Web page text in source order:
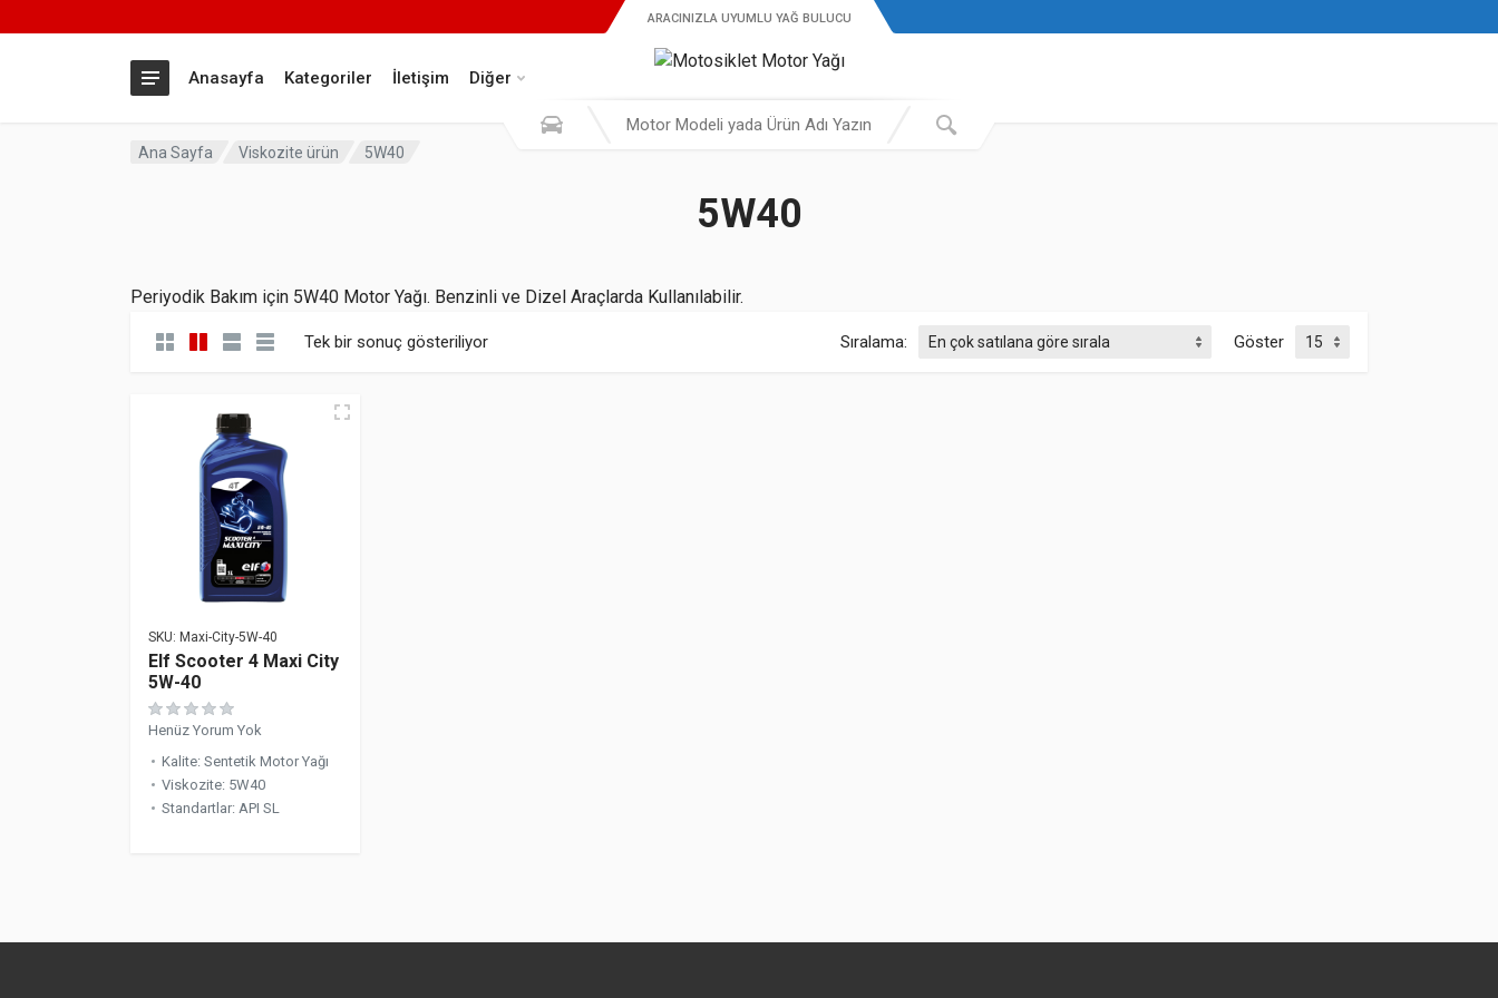
Anasayfa Kategoriler İletişim Diğer
ARACINIZLA UYUMLU YAĞ BULUCU
Ana Sayfa Viskozite ürün 5W40
5W40
Periyodik Bakım için 5W40 Motor Yağı. Benzinli ve Dizel Araçlarda Kullanılabilir.
Tek bir sonuç gösteriliyor Sıralama: Göster
SKU: Maxi-City-5W-40
Elf Scooter 4 Maxi City
5W-40
Henüz Yorum Yok
Kalite: Sentetik Motor Yağı
Viskozite: 5W40
Standartlar: API SL